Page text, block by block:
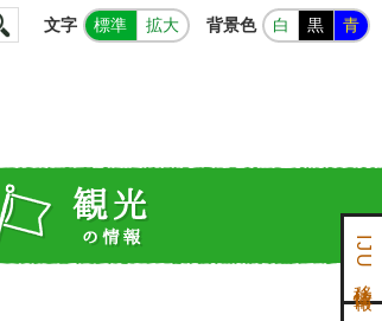
文字 標準 拡大 背景色 白 黒 青
IJU移住情報